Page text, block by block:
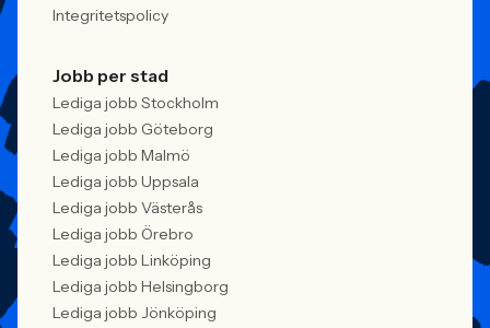
Integritetspolicy
Jobb per stad
Lediga jobb Stockholm
Lediga jobb Göteborg
Lediga jobb Malmö
Lediga jobb Uppsala
Lediga jobb Västerås
Lediga jobb Örebro
Lediga jobb Linköping
Lediga jobb Helsingborg
Lediga jobb Jönköping